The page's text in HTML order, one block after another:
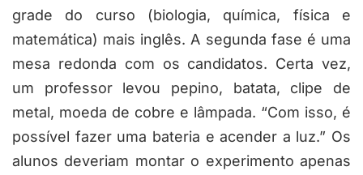
grade do curso (biologia, química, física e
matemática) mais inglês. A segunda fase é uma
mesa redonda com os candidatos. Certa vez,
um professor levou pepino, batata, clipe de
metal, moeda de cobre e lâmpada. “Com isso, é
possível fazer uma bateria e acender a luz.” Os
alunos deveriam montar o experimento apenas